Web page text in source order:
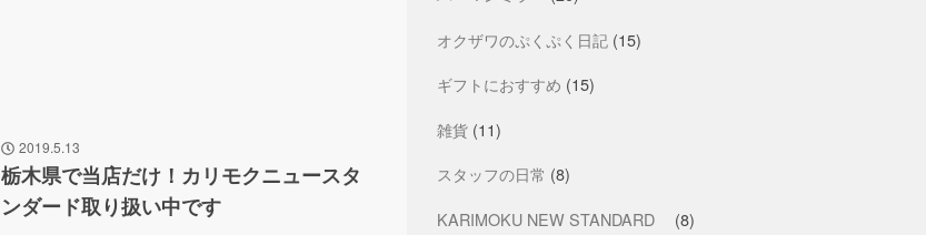
2019.5.13
栃木県で当店だけ！カリモクニュースタ
ンダード取り扱い中です
オクザワのぷくぷく日記 (15)
ギフトにおすすめ (15)
雑貨 (11)
スタッフの日常 (8)
KARIMOKU NEW STANDARD
(8)